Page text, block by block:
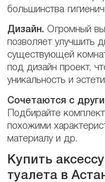
большинства
Дизайн. Огромный
позволяет улучшить
существующей
под дизайн проект,
уникальность и
Сочетаются с
Подбирайте
похожими
материалу и др.
Купить
туалета в